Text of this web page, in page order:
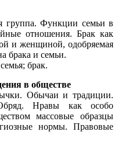
группа. Функции семьи в
отношения. Брак как
и женщиной, одобряемая
брака и семьи.
семья; брак.
в обществе
Обычаи и традиции.
Нравы как особо
массовые образцы
нормы. Правовые